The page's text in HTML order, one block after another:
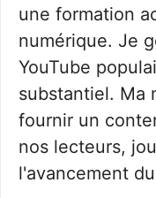
une formation
numérique. Je
YouTube
substantiel. Ma
fournir un
nos lecteurs,
l'avancement